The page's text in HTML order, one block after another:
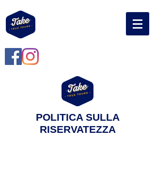
POLITICA SULLA
RISERVATEZZA